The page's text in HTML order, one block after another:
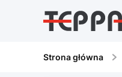
Strona główna